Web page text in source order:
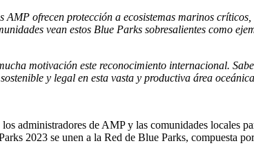
AMP ofrecen protección a ecosistemas marinos
vean estos Blue Parks sobresalientes como
motivación este reconocimiento internacional.
y legal en esta vasta y productiva área
administradores de AMP y las comunidades locales
2023 se unen a la Red de Blue Parks, compuesta